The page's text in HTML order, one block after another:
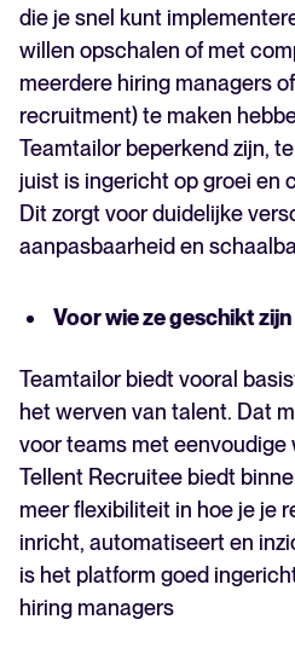
die je snel kunt
willen opschalen of met
meerdere hiring managers
recruitment) te maken
Teamtailor beperkend zijn,
juist is ingericht op groei en
Dit zorgt voor duidelijke
aanpasbaarheid en
Voor wie ze geschikt zijn
Teamtailor biedt vooral
het werven van talent. Dat
voor teams met
Tellent Recruitee biedt
meer flexibiliteit in hoe je je
inricht, automatiseert en
is het platform goed
hiring managers